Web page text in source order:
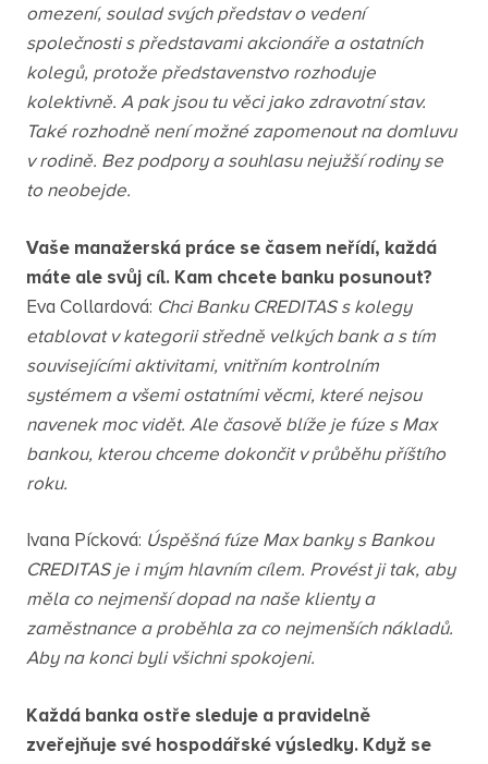
omezení, soulad svých představ o vedení
společnosti s představami akcionáře a ostatních
kolegů, protože představenstvo rozhoduje
kolektivně. A pak jsou tu věci jako zdravotní stav.
Také rozhodně není možné zapomenout na domluvu
v rodině. Bez podpory a souhlasu nejužší rodiny se
to neobejde.
Vaše manažerská práce se časem neřídí, každá
máte ale svůj cíl. Kam chcete banku posunout?
Eva Collardová: Chci Banku CREDITAS s kolegy
etablovat v kategorii středně velkých bank a s tím
souvisejícími aktivitami, vnitřním kontrolním
systémem a všemi ostatními věcmi, které nejsou
navenek moc vidět. Ale časově blíže je fúze s Max
bankou, kterou chceme dokončit v průběhu příštího
roku.
Ivana Pícková: Úspěšná fúze Max banky s Bankou
CREDITAS je i mým hlavním cílem. Provést ji tak, aby
měla co nejmenší dopad na naše klienty a
zaměstnance a proběhla za co nejmenších nákladů.
Aby na konci byli všichni spokojeni.
Každá banka ostře sleduje a pravidelně
zveřejňuje své hospodářské výsledky. Když se